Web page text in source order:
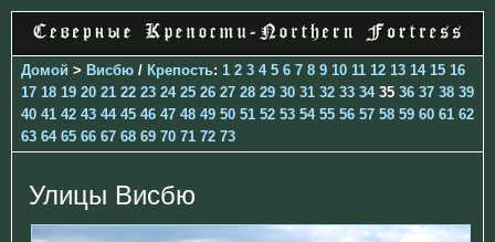
Домой > Висбю / Крепость: 1 2 3 4 5 6 7 8 9 10 11 12 13 14 15 16
17 18 19 20 21 22 23 24 25 26 27 28 29 30 31 32 33 3435 36 37 38 39
40 41 42 43 44 45 46 47 48 49 50 51 52 53 54 55 56 57 58 59 60 61 62
63 64 65 66 67 68 69 70 71 72 73
Улицы Висбю